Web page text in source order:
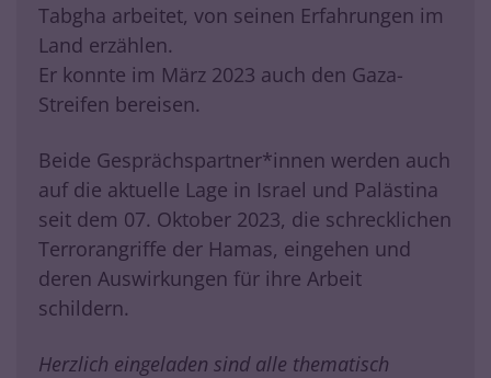
Tabgha arbeitet, von seinen Erfahrungen im
Land erzählen.
Er konnte im März 2023 auch den Gaza-
Streifen bereisen.
Beide Gesprächspartner*innen werden auch
auf die aktuelle Lage in Israel und Palästina
seit dem 07. Oktober 2023, die schrecklichen
Terrorangriffe der Hamas, eingehen und
deren Auswirkungen für ihre Arbeit
schildern.
Herzlich eingeladen sind alle thematisch